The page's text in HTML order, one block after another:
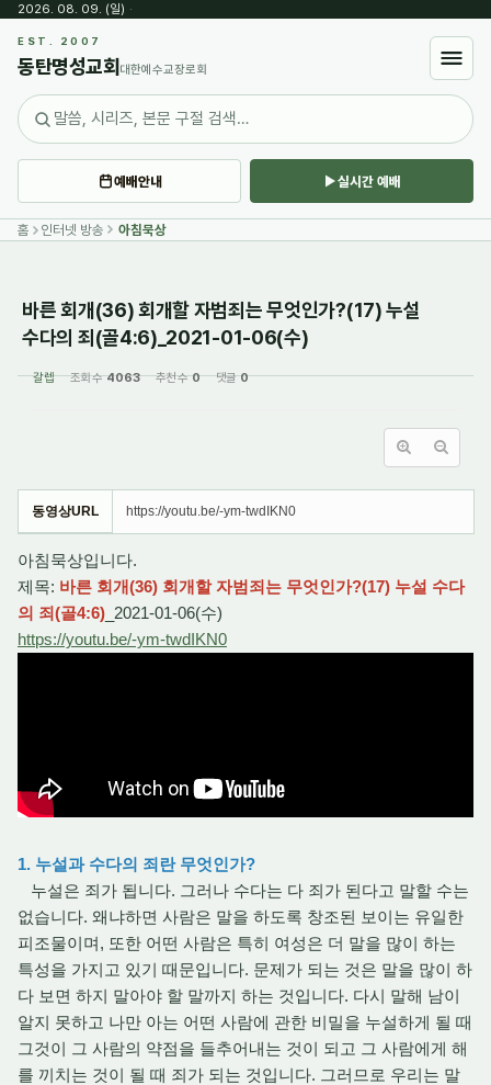
2026. 08. 09. (일) ·
EST. 2007
동탄명성교회 대한예수교장로회
예배안내 실시간 예배
홈 인터넷 방송 아침묵상
바른 회개(36) 회개할 자범죄는 무엇인가?(17) 누설
수다의 죄(골4:6)_2021-01-06(수)
갈렙 조회 수4063 추천 수0 댓글0
동영상URL https://youtu.be/-ym-twdIKN0
아침묵상입니다.
제목: 바른 회개(36) 회개할 자범죄는 무엇인가?(17) 누설 수다
의 죄(골4:6) _2021-01-06(수)
https://youtu.be/-ym-twdIKN0
1. 누설과 수다의 죄란 무엇인가?
누설은 죄가 됩니다. 그러나 수다는 다 죄가 된다고 말할 수는
없습니다. 왜냐하면 사람은 말을 하도록 창조된 보이는 유일한
피조물이며, 또한 어떤 사람은 특히 여성은 더 말을 많이 하는
특성을 가지고 있기 때문입니다. 문제가 되는 것은 말을 많이 하
다 보면 하지 말아야 할 말까지 하는 것입니다. 다시 말해 남이
알지 못하고 나만 아는 어떤 사람에 관한 비밀을 누설하게 될 때
그것이 그 사람의 약점을 들추어내는 것이 되고 그 사람에게 해
를 끼치는 것이 될 때 죄가 되는 것입니다. 그러므로 우리는 말
Sketchbook5, 스케치북5
Sketchbook5, 스케치북5